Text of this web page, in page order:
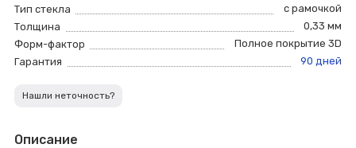
Тип стекла
с рамочкой
Толщина
0,33 мм
Форм-фактор
Полное покрытие 3D
Гарантия
90 дней
Нашли неточность?
Описание